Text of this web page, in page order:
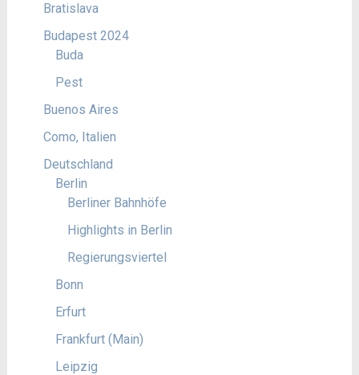
Bratislava
Budapest 2024
Buda
Pest
Buenos Aires
Como, Italien
Deutschland
Berlin
Berliner Bahnhöfe
Highlights in Berlin
Regierungsviertel
Bonn
Erfurt
Frankfurt (Main)
Leipzig